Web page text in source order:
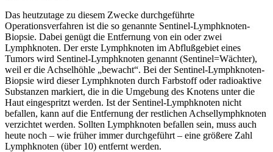
Das heutzutage zu diesem Zwecke durchgeführte
Operationsverfahren ist die so genannte Sentinel-Lymphknoten-
Biopsie. Dabei genügt die Entfernung von ein oder zwei
Lymphknoten. Der erste Lymphknoten im Abflußgebiet eines
Tumors wird Sentinel-Lymphknoten genannt (Sentinel=Wächter),
weil er die Achselhöhle „bewacht“. Bei der Sentinel-Lymphknoten-
Biopsie wird dieser Lymphknoten durch Farbstoff oder radioaktive
Substanzen markiert, die in die Umgebung des Knotens unter die
Haut eingespritzt werden. Ist der Sentinel-Lymphknoten nicht
befallen, kann auf die Entfernung der restlichen Achsellymphknoten
verzichtet werden. Sollten Lymphknoten befallen sein, muss auch
heute noch – wie früher immer durchgeführt – eine größere Zahl
Lymphknoten (über 10) entfernt werden.